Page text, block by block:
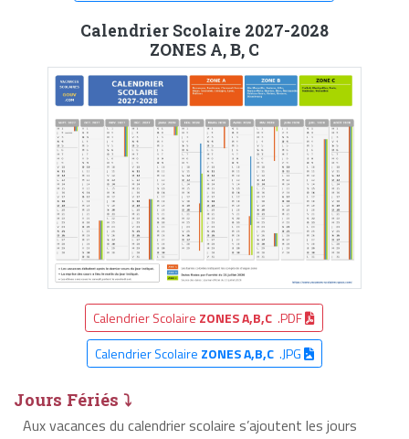
Calendrier Scolaire 2027-2028
ZONES A, B, C
Calendrier Scolaire ZONES A,B,C .PDF
Calendrier Scolaire ZONES A,B,C.JPG
Jours Fériés ⤵
Aux vacances du calendrier scolaire s’ajoutent les jours